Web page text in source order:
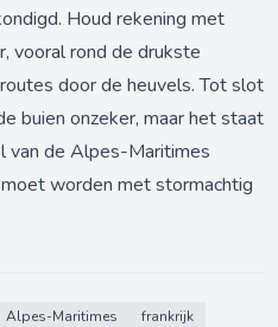
Houd rekening met
vooral rond de drukste
door de heuvels. Tot slot
buien onzeker, maar het staat
van de Alpes-Maritimes
worden met stormachtig
Alpes-Maritimes
frankrijk